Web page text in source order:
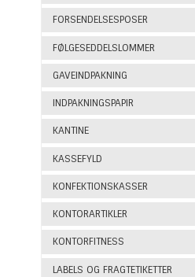
FORSENDELSESPOSER
FØLGESEDDELSLOMMER
GAVEINDPAKNING
INDPAKNINGSPAPIR
KANTINE
KASSEFYLD
KONFEKTIONSKASSER
KONTORARTIKLER
KONTORFITNESS
LABELS OG FRAGTETIKETTER